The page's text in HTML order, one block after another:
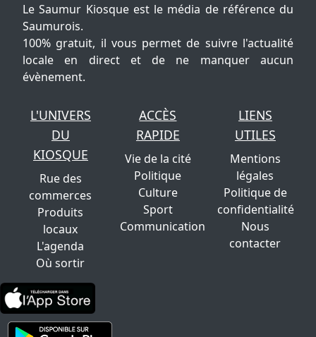
Le Saumur Kiosque est le média de référence du
Saumurois.
100% gratuit, il vous permet de suivre l'actualité
locale en direct et de ne manquer aucun
évènement.
L'UNIVERS
DU
KIOSQUE
Rue des
commerces
Produits
locaux
L'agenda
Où sortir
ACCÈS
RAPIDE
Vie de la cité
Politique
Culture
Sport
Communication
LIENS
UTILES
Mentions
légales
Politique de
confidentialité
Nous
contacter